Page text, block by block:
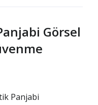
Görsel
Panjabi